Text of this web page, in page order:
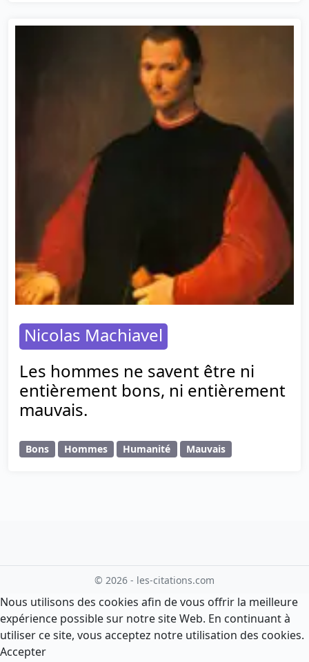
Nicolas Machiavel
Les hommes ne savent être ni
entièrement bons, ni entièrement
mauvais.
Bons Hommes Humanité Mauvais
© 2026 - les-citations.com
Nous utilisons des cookies afin de vous offrir la meilleure
expérience possible sur notre site Web. En continuant à
utiliser ce site, vous acceptez notre utilisation des cookies.
Accepter